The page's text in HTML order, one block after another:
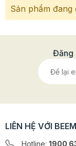
Sản phẩm
Đăng
LIÊN HỆ VỚI
Hotline: 1900